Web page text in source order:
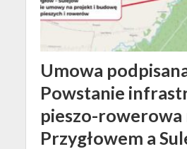
Umowa
Powstanie
pieszo-rowerowa
Przygłowem a